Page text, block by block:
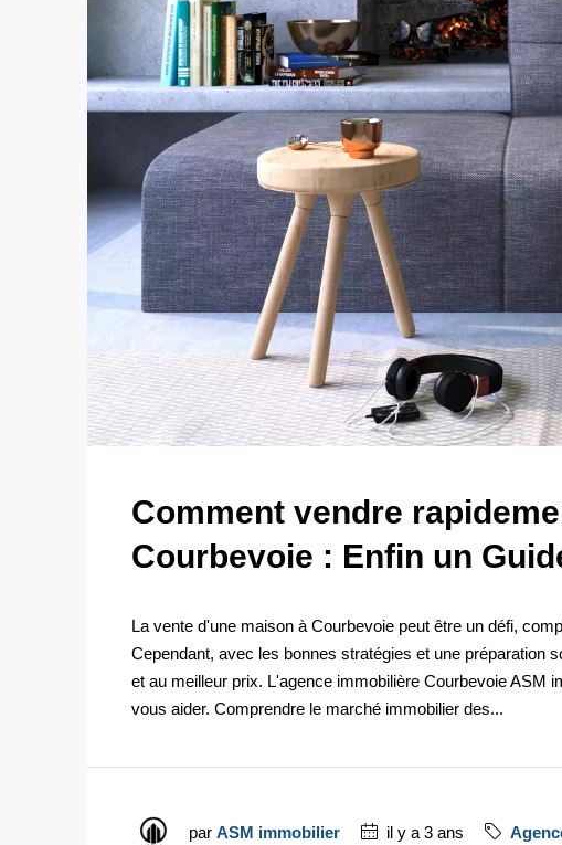
Comment vendre
Courbevoie : Enfin un
La vente d'une maison à Courbevoie peut être un défi,
Cependant, avec les bonnes stratégies et une préparation
et au meilleur prix. L'agence immobilière Courbevoie ASM
vous aider. Comprendre le marché immobilier des...
par ASM immobilier il y a 3 ans